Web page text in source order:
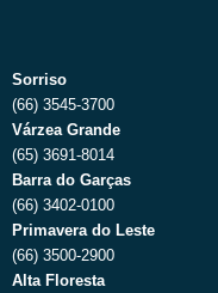
Sorriso
(66) 3545-3700
Várzea Grande
(65) 3691-8014
Barra do Garças
(66) 3402-0100
Primavera do Leste
(66) 3500-2900
Alta Floresta